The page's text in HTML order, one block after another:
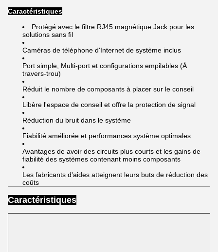
Caractéristiques
Protégé avec le filtre RJ45 magnétique Jack pour les
solutions sans fil
Caméras de téléphone d'Internet de système inclus
Port simple, Multi-port et configurations empilables (À
travers-trou)
Réduit le nombre de composants à placer sur le conseil
Libère l'espace de conseil et offre la protection de signal
Réduction du bruit dans le système
Fiabilité améliorée et performances système optimales
Avantages de avoir des circuits plus courts et les gains de
fiabilité des systèmes contenant moins composants
Les fabricants d'aides atteignent leurs buts de réduction des
coûts
Caractéristiques